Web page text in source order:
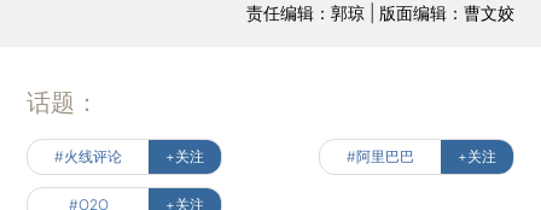
责任编辑：郭琼 | 版面编辑：曹文姣
话题：
#火线评论 +关注 #阿里巴巴 +关注
#O2O +关注